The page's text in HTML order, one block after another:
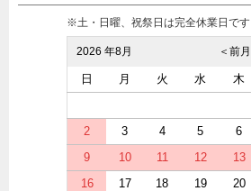
※土・日曜、祝祭日は完全休業日です
2026 年8月 ＜前月
日 月 火 水 木
2
3 4 5 6
9
10 11 12 13
16
17 18 19 20